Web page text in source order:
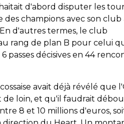
d'abord disputer les
des champions avec son club
d'autres termes, le club
rang de plan B pour celui
passes décisives en 44
avait déjà révélé que
de loin, et qu'il faudrait
8 et 10 millions d'euros,